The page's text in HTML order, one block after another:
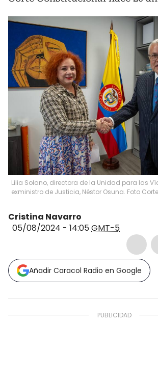
Lilia Solano, directora de la Unidad para las
exministro de Justicia, Néstor Osuna. Foto
Cristina Navarro
05/08/2024 - 14:05GMT-5
Añadir Caracol Radio en Google